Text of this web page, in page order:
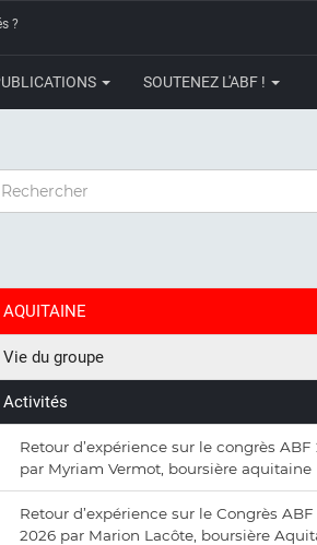
?
SOUTENEZ L'ABF !
AQUITAINE
Vie du groupe
Activités
Retour d’expérience sur le congrès ABF
par Myriam Vermot, boursière aquitaine
Retour d’expérience sur le Congrès ABF
2026 par Marion Lacôte, boursière